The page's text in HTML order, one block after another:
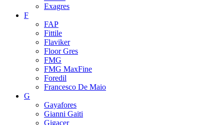
Exagres
F
FAP
Fittile
Flaviker
Floor Gres
FMG
FMG MaxFine
Foredil
Francesco De Maio
G
Gayafores
Gianni Gaiti
Gigacer